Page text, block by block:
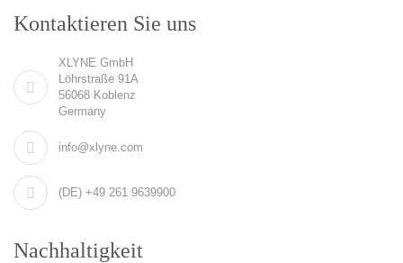
Kontaktieren Sie uns
XLYNE GmbH
Löhrstraße 91A
56068 Koblenz
Germany
info@xlyne.com
(DE) +49 261 9639900
Nachhaltigkeit